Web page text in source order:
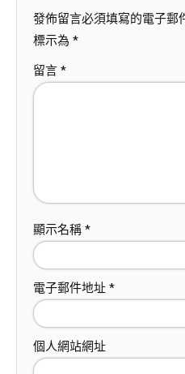
發佈留言必須填寫的電子郵
標示為 *
留言 *
顯示名稱 *
電子郵件地址 *
個人網站網址